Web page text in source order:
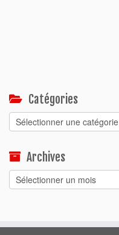
Catégories
Catégories
Archives
Archives